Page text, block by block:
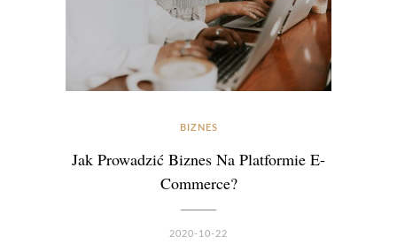
BIZNES
Jak Prowadzić Biznes Na Platformie E-
Commerce?
2020-10-22